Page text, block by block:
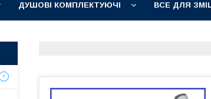
ДУШОВІ КОМПЛЕКТУЮЧІ ВСЕ ДЛЯ